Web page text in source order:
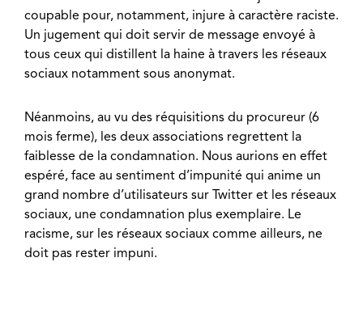
coupable pour, notamment, injure à caractère raciste.
Un jugement qui doit servir de message envoyé à
tous ceux qui distillent la haine à travers les réseaux
sociaux notamment sous anonymat.
Néanmoins, au vu des réquisitions du procureur (6
mois ferme), les deux associations regrettent la
faiblesse de la condamnation. Nous aurions en effet
espéré, face au sentiment d’impunité qui anime un
grand nombre d’utilisateurs sur Twitter et les réseaux
sociaux, une condamnation plus exemplaire. Le
racisme, sur les réseaux sociaux comme ailleurs, ne
doit pas rester impuni.